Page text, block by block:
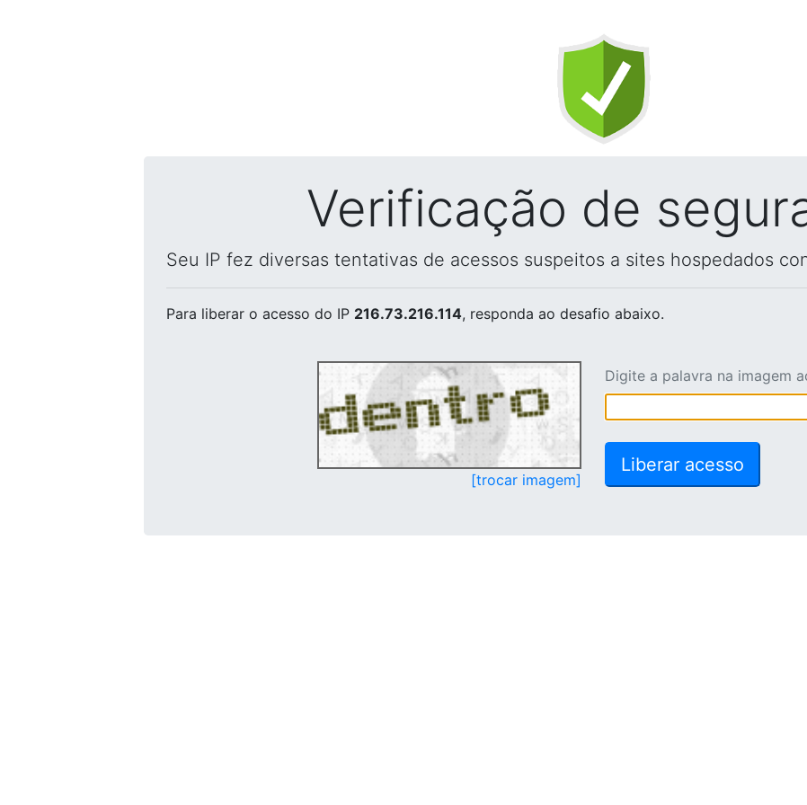
Verificação de
Seu IP fez diversas tentativas de acessos suspeitos a sites hospedados
Para liberar o acesso do IP 216.73.216.114, responda ao desafio abaixo.
[trocar imagem]
Digite a palavra na imagem